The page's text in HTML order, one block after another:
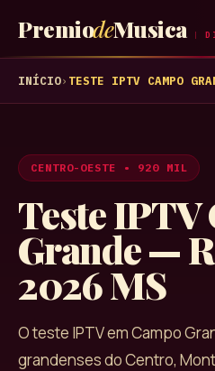
PremiodeMusica
INÍCIO› TESTE IPTV CAMPO
CENTRO-OESTE • 920 MIL
Teste IPTV
Grande—
2026MS
O teste IPTV em Campo
grandenses do Centro,